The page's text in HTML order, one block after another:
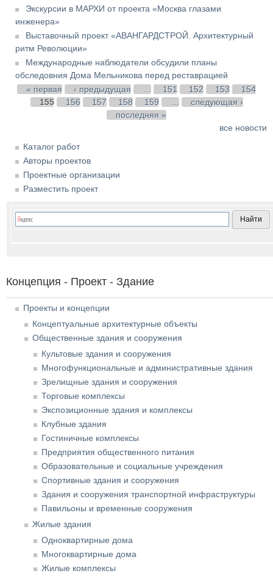
Экскурсии в МАРХИ от проекта «Москва глазами
инженера»
Выставочный проект «АВАНГАРДСТРОЙ. Архитектурный
ритм Революции»
Международные наблюдатели обсудили планы
обследовния Дома Мельникова перед реставрацией
Страницы
« первая ‹ предыдущая 151 152 153
154
155
156 157 158 159
следующая ›
последняя »
все новости
Каталог работ
Авторы проектов
Проектные организации
Разместить проект
Концепция - Проект - Здание
Проекты и концепции
Концептуальные архитектурные объекты
Общественные здания и сооружения
Культовые здания и сооружения
Многофункциональные и административные здания
Зрелищные здания и сооружения
Торговые комплексы
Экспозиционные здания и комплексы
Клубные здания
Гостиничные комплексы
Предприятия общественного питания
Образовательные и социальные учреждения
Спортивные здания и сооружения
Здания и сооружения транспортной инфраструктуры
Павильоны и временные сооружения
Жилые здания
Одноквартирные дома
Многоквартирные дома
Жилые комплексы